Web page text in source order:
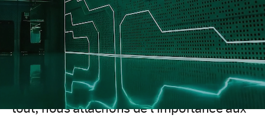
les plus importants au monde.
Nous sommes vus comme un prestataire
de services performant et de qualité. Un
partenaire attentif et accommodant,
collaboratif et transparent. Par-dessus
tout, nous attachons de l’importance aux